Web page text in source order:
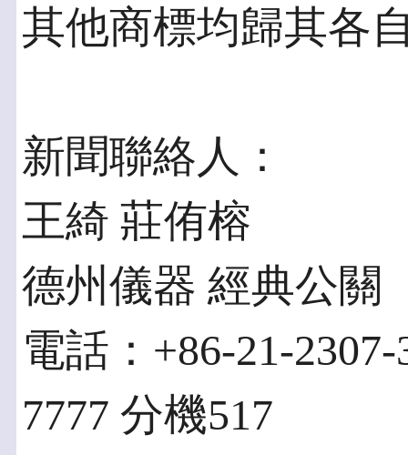
其他商標均歸其各
新聞聯絡人：
王綺 莊侑榕
德州儀器 經典公關
電話：+86-21-
7777 分機517